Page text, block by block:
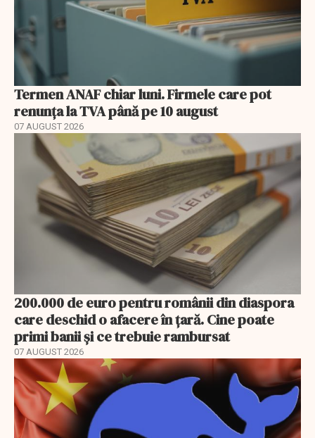
Termen ANAF chiar luni. Firmele care pot
renunța la TVA până pe 10 august
07 AUGUST 2026
200.000 de euro pentru românii din diaspora
care deschid o afacere în țară. Cine poate
primi banii și ce trebuie rambursat
07 AUGUST 2026